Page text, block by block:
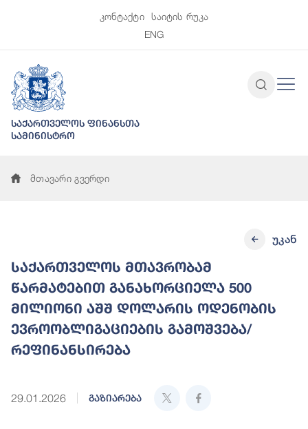
კონტაქტი
საიტის რუკა
ENG
საქართველოს ფინანსთა
სამინისტრო
მთავარი გვერდი
საქართველოს მთავრობამ
წარმატებით განახორციელა 500
მილიონი აშშ დოლარის ოდენობის
ევროობლიგაციების გამოშვება/
რეფინანსირება
29.01.2026 გაზიარება
უკან